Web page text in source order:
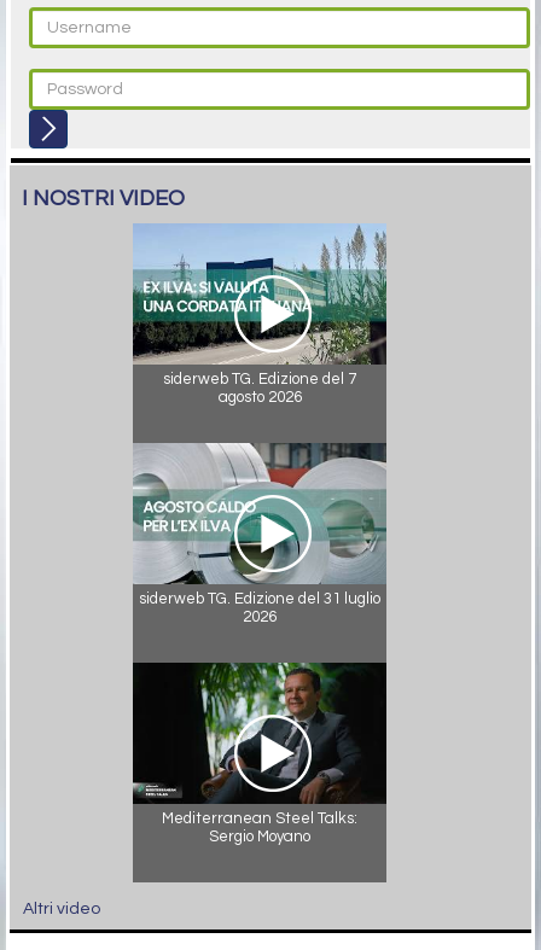
I NOSTRI VIDEO
siderweb TG. Edizione del 7
agosto 2026
siderweb TG. Edizione del 31 luglio
2026
Mediterranean Steel Talks:
Sergio Moyano
Altri video